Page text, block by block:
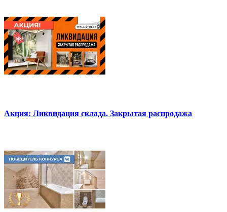
Акция: Ликвидация склада. Закрытая распродажа